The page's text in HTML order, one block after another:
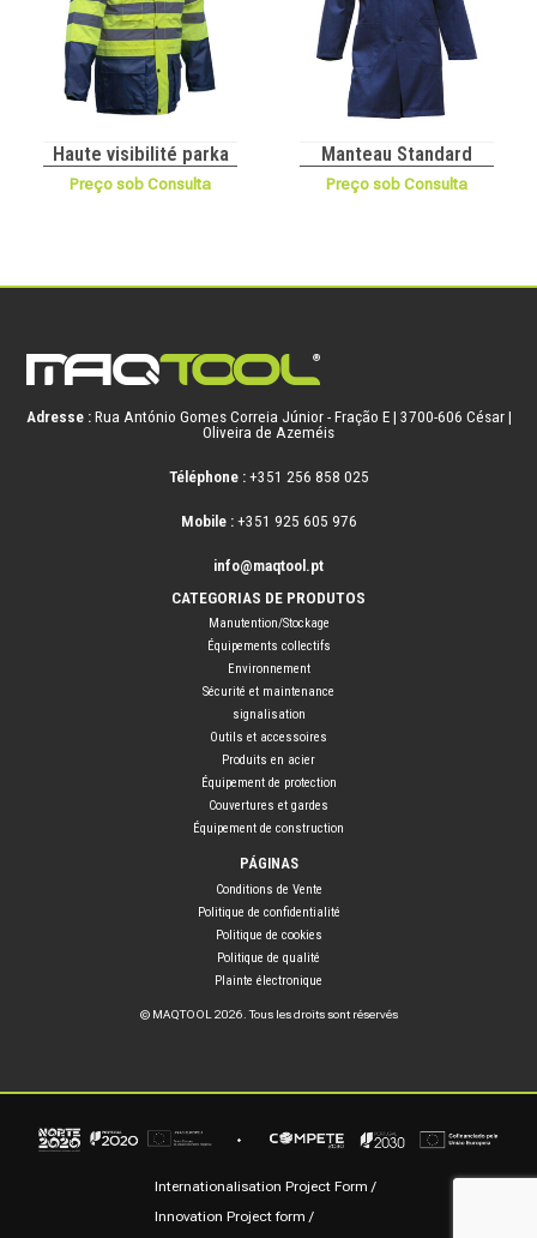
Haute visibilité parka
Preço sob Consulta
Manteau Standard
Preço sob Consulta
Adresse :Rua António Gomes Correia Júnior - Fração E | 3700-606 César |
Oliveira de Azeméis
Téléphone :+351 256 858 025
Mobile :+351 925 605 976
info@maqtool.pt
CATEGORIAS DE PRODUTOS
Manutention/Stockage
Équipements collectifs
Environnement
Sécurité et maintenance
signalisation
Outils et accessoires
Produits en acier
Équipement de protection
Couvertures et gardes
Équipement de construction
PÁGINAS
Conditions de Vente
Politique de confidentialité
Politique de cookies
Politique de qualité
Plainte électronique
© MAQTOOL 2026. Tous les droits sont réservés
Internationalisation Project Form
Innovation Project form